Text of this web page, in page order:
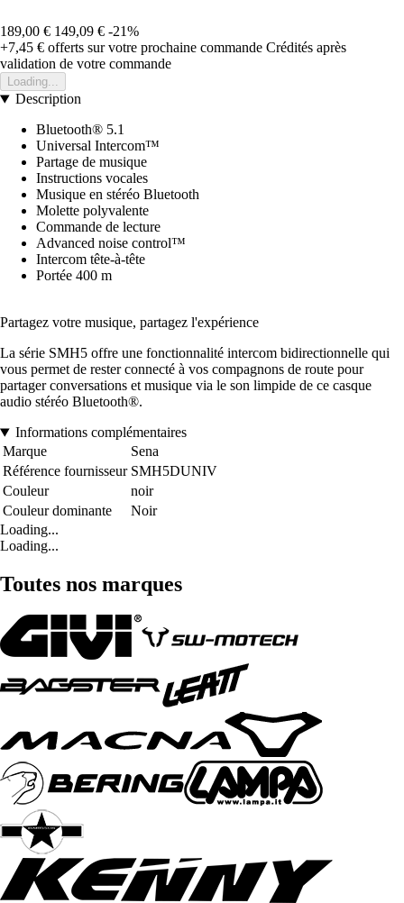
189,00 € 149,09 € -21%
+7,45 € offerts sur votre prochaine commande Crédités après
validation de votre commande
Loading...
Description
Bluetooth® 5.1
Universal Intercom™
Partage de musique
Instructions vocales
Musique en stéréo Bluetooth
Molette polyvalente
Commande de lecture
Advanced noise control™
Intercom tête-à-tête
Portée 400 m
Partagez votre musique, partagez l'expérience
La série SMH5 offre une fonctionnalité intercom bidirectionnelle qui
vous permet de rester connecté à vos compagnons de route pour
partager conversations et musique via le son limpide de ce casque
audio stéréo Bluetooth®.
Informations complémentaires
Marque
Sena
Référence fournisseur SMH5DUNIV
Couleur
noir
Couleur dominante
Noir
Loading...
Loading...
Toutes nos marques